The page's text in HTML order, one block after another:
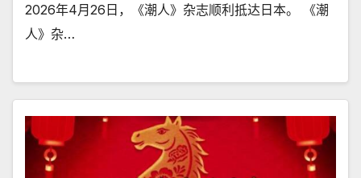
2026年4月26日，《潮人》杂志顺利抵达日本。 《潮
人》杂…